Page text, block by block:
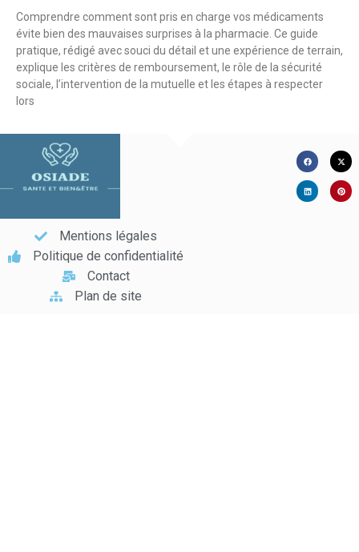
Comprendre comment sont pris en charge vos médicaments
évite bien des mauvaises surprises à la pharmacie. Ce guide
pratique, rédigé avec souci du détail et une expérience de terrain,
explique les critères de remboursement, le rôle de la sécurité
sociale, l’intervention de la mutuelle et les étapes à respecter
lors
Mentions légales
Politique de confidentialité
Contact
Plan de site